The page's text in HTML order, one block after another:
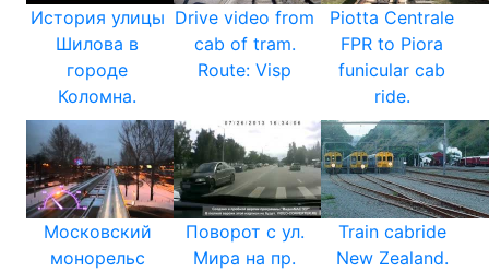
История улицы
Шилова в
городе
Коломна.
Drive video from
cab of tram.
Route: Visp
Piotta Centrale
FPR to Piora
funicular cab
ride.
Московский
монорельс
Поворот с ул.
Мира на пр.
Train cabride
New Zealand.